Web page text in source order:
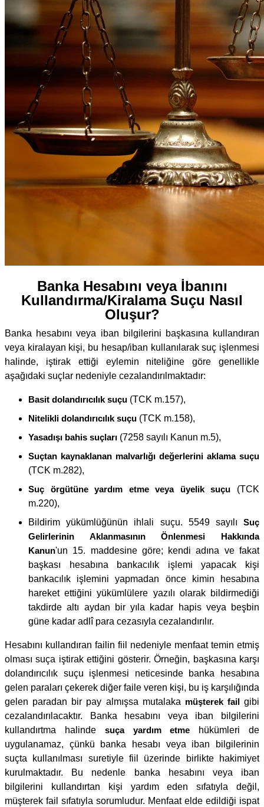
Banka Hesabını veya İbanını
Kullandırma/Kiralama Suçu Nasıl
Oluşur?
Banka hesabını veya iban bilgilerini başkasına kullandıran
veya kiralayan kişi, bu hesap/iban kullanılarak suç işlenmesi
halinde, iştirak ettiği eylemin niteliğine göre genellikle
aşağıdaki suçlar nedeniyle cezalandırılmaktadır:
Basit dolandırıcılık suçu (TCK m.157),
Nitelikli dolandırıcılık suçu (TCK m.158),
Yasadışı bahis suçları (7258 sayılı Kanun m.5),
Suçtan kaynaklanan malvarlığı değerlerini aklama suçu
(TCK m.282),
Suç örgütüne yardım etme veya üyelik suçu (TCK
m.220),
Bildirim yükümlüğünün ihlali suçu. 5549 sayılı Suç
Gelirlerinin Aklanmasının Önlenmesi Hakkında
Kanun'un 15. maddesine göre; kendi adına ve fakat
başkası hesabına bankacılık işlemi yapacak kişi
bankacılık işlemini yapmadan önce kimin hesabına
hareket ettiğini yükümlülere yazılı olarak bildirmediği
takdirde altı aydan bir yıla kadar hapis veya beşbin
güne kadar adlî para cezasıyla cezalandırılır.
Hesabını kullandıran failin fiil nedeniyle menfaat temin etmiş
olması suça iştirak ettiğini gösterir. Örneğin, başkasına karşı
dolandırıcılık suçu işlenmesi neticesinde banka hesabına
gelen paraları çekerek diğer faile veren kişi, bu iş karşılığında
gelen paradan bir pay almışsa mutalaka müşterek failgibi
cezalandırılacaktır. Banka hesabını veya iban bilgilerini
kullandırtma halinde suça yardım etme hükümleri de
uygulanamaz, çünkü banka hesabı veya iban bilgilerinin
suçta kullanılması suretiyle fiil üzerinde birlikte hakimiyet
kurulmaktadır. Bu nedenle banka hesabını veya iban
bilgilerini kullandırtan kişi yardım eden sıfatıyla değil,
müşterek fail sıfatıyla sorumludur. Menfaat elde edildiği ispat